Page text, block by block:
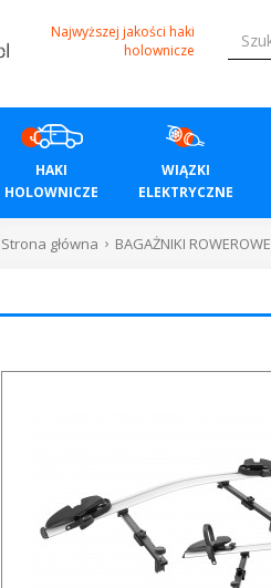
Najwyższej jakości haki
holownicze
HAKI
HOLOWNICZE
WIĄZKI
ELEKTRYCZNE
Strona główna BAGAŻNIKI ROWEROWE